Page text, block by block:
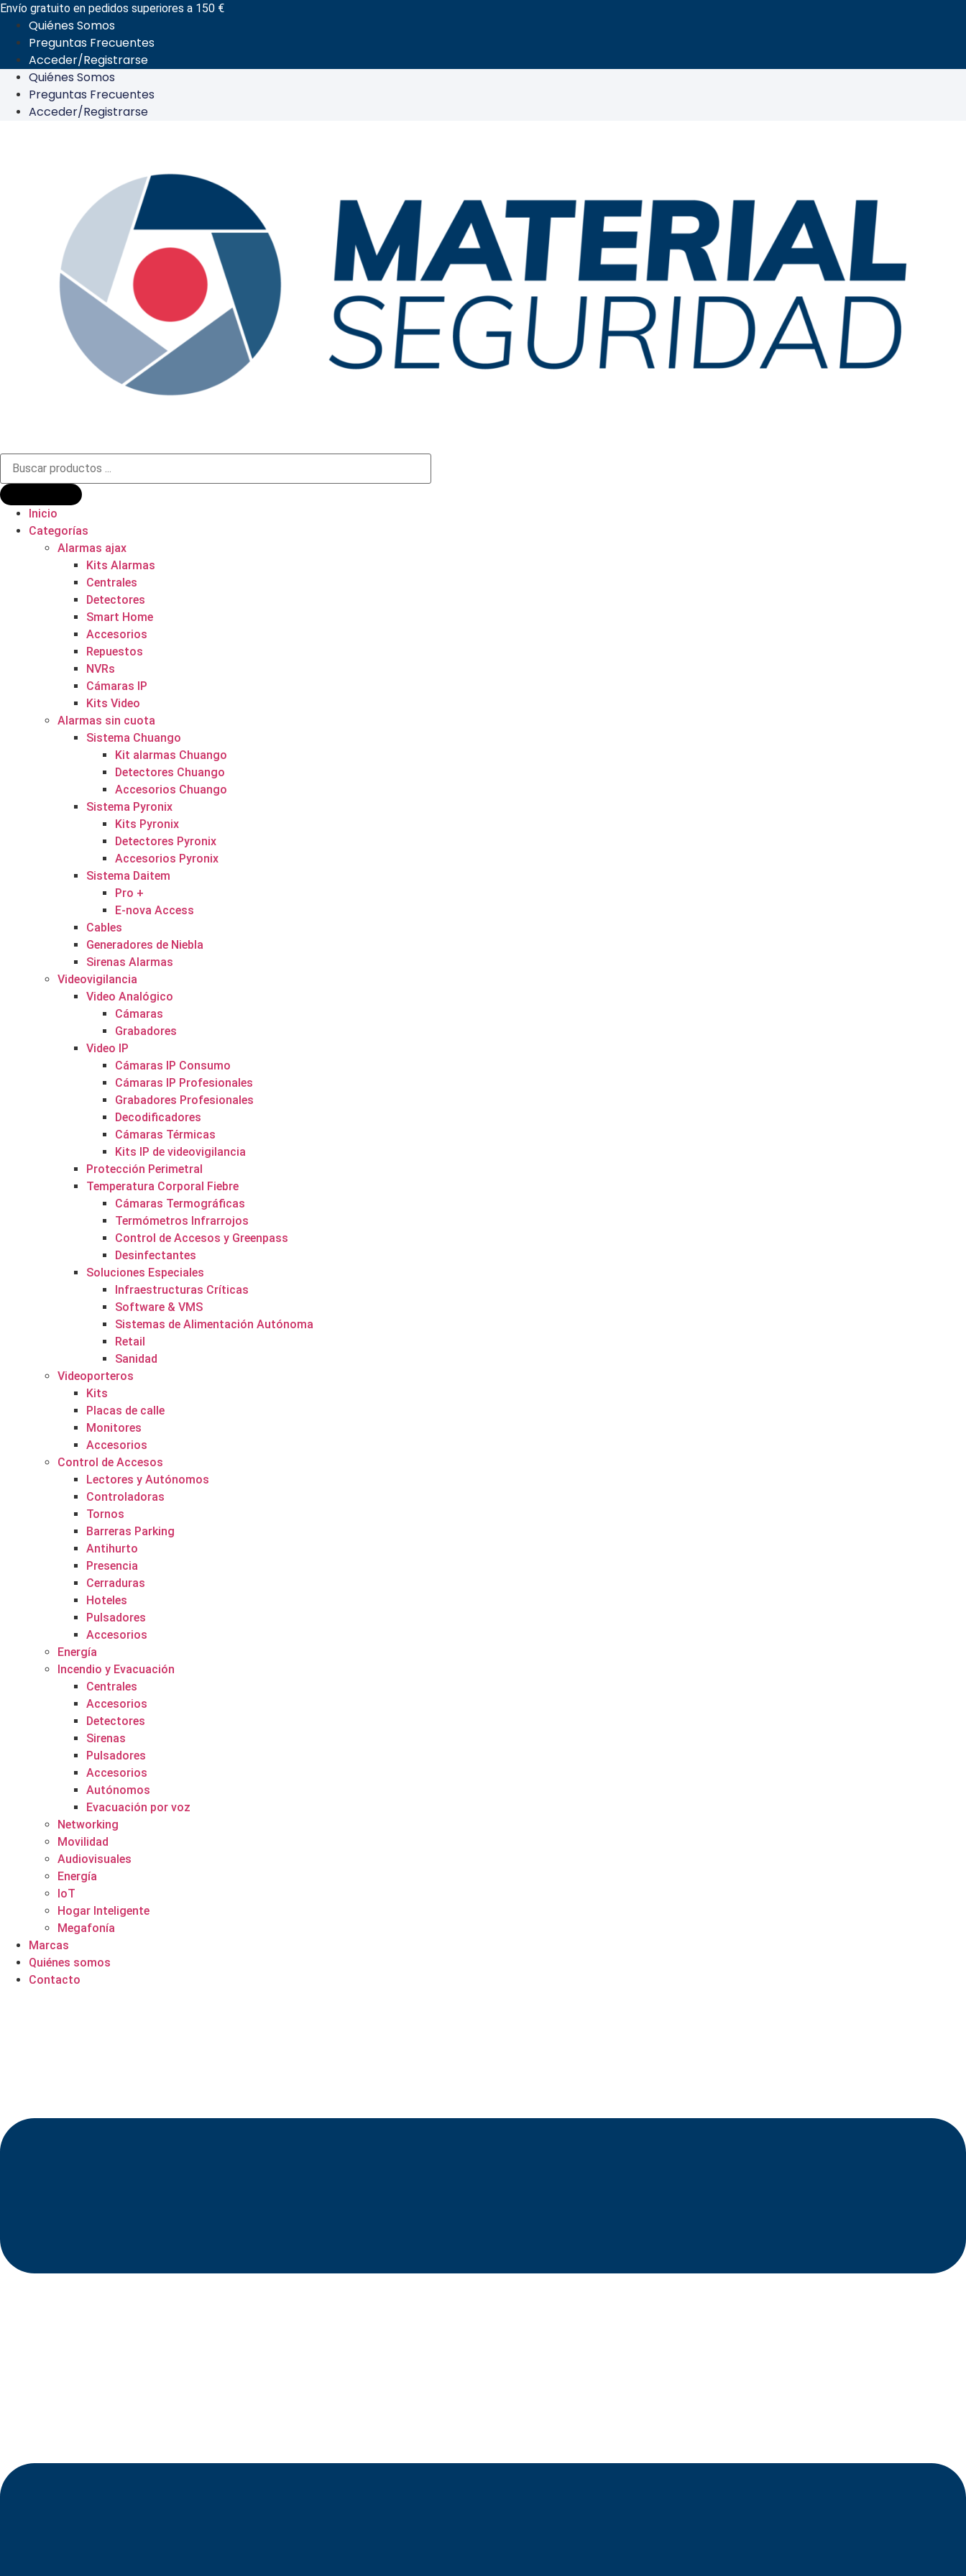
Ir
contenido
Envío gratuito en pedidos superiores a 150 €
Quiénes Somos
Preguntas Frecuentes
Acceder/Registrarse
Quiénes Somos
Preguntas Frecuentes
Acceder/Registrarse
Búsqueda
productos
Inicio
Categorías
Alarmas ajax
Kits Alarmas
Centrales
Detectores
Smart Home
Accesorios
Repuestos
NVRs
Cámaras IP
Kits Video
Alarmas sin cuota
Sistema Chuango
Kit alarmas Chuango
Detectores Chuango
Accesorios Chuango
Sistema Pyronix
Kits Pyronix
Detectores Pyronix
Accesorios Pyronix
Sistema Daitem
Pro +
E-nova Access
Cables
Generadores de Niebla
Sirenas Alarmas
Videovigilancia
Video Analógico
Cámaras
Grabadores
Video IP
Cámaras IP Consumo
Cámaras IP Profesionales
Grabadores Profesionales
Decodificadores
Cámaras Térmicas
Kits IP de videovigilancia
Protección Perimetral
Temperatura Corporal Fiebre
Cámaras Termográficas
Termómetros Infrarrojos
Control de Accesos y Greenpass
Desinfectantes
Soluciones Especiales
Infraestructuras Críticas
Software & VMS
Sistemas de Alimentación Autónoma
Retail
Sanidad
Videoporteros
Kits
Placas de calle
Monitores
Accesorios
Control de Accesos
Lectores y Autónomos
Controladoras
Tornos
Barreras Parking
Antihurto
Presencia
Cerraduras
Hoteles
Pulsadores
Accesorios
Energía
Incendio y Evacuación
Centrales
Accesorios
Detectores
Sirenas
Pulsadores
Accesorios
Autónomos
Evacuación por voz
Networking
Movilidad
Audiovisuales
Energía
IoT
Hogar Inteligente
Megafonía
Marcas
Quiénes somos
Contacto